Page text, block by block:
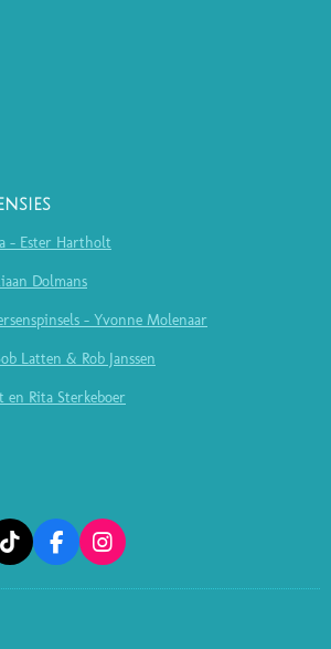
- Ester Hartholt
Dolmans
- Yvonne Molenaar
Latten & Rob Janssen
Rita Sterkeboer
T
I
K
F
A
C
I
N
S